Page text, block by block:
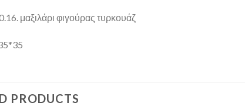
μαξιλάρι φιγούρας τυρκουάζ
PRODUCTS